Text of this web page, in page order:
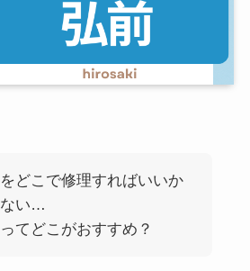
どこで修理すればいいか
い…
てどこがおすすめ？